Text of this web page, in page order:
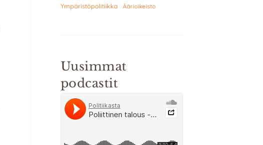
Ympäristöpolitiikka Äärioikeisto
Uusimmat
podcastit